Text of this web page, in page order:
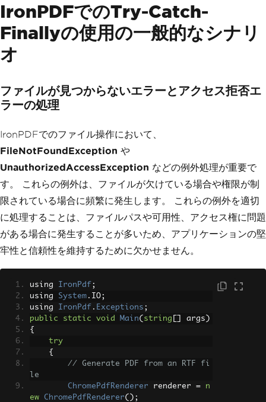
            fileStream
Dispose
();
}
IronPDFでのTry-Catch-
Finallyの使用の一般的なシナリ
オ
ファイルが見つからないエラーとアクセス拒否エ
ラーの処理
IronPDFでのファイル操作において、
FileNotFoundException や
UnauthorizedAccessException などの例外処理が重要で
す。 これらの例外は、ファイルが欠けている場合や権限が制
限されている場合に頻繁に発生します。 これらの例外を適切
に処理することは、ファイルパスや可用性、アクセス権に問題
がある場合に発生することが多いため、アプリケーションの堅
牢性と信頼性を維持するために欠かせません。
using IronPdf ;
using System . IO;
using IronPdf . Exceptions ;
public
static void Main( string args )
{
try
{
// Generate PDF from an RTF fi
le
ChromePdfRenderer renderer =
n
ew
ChromePdfRenderer();